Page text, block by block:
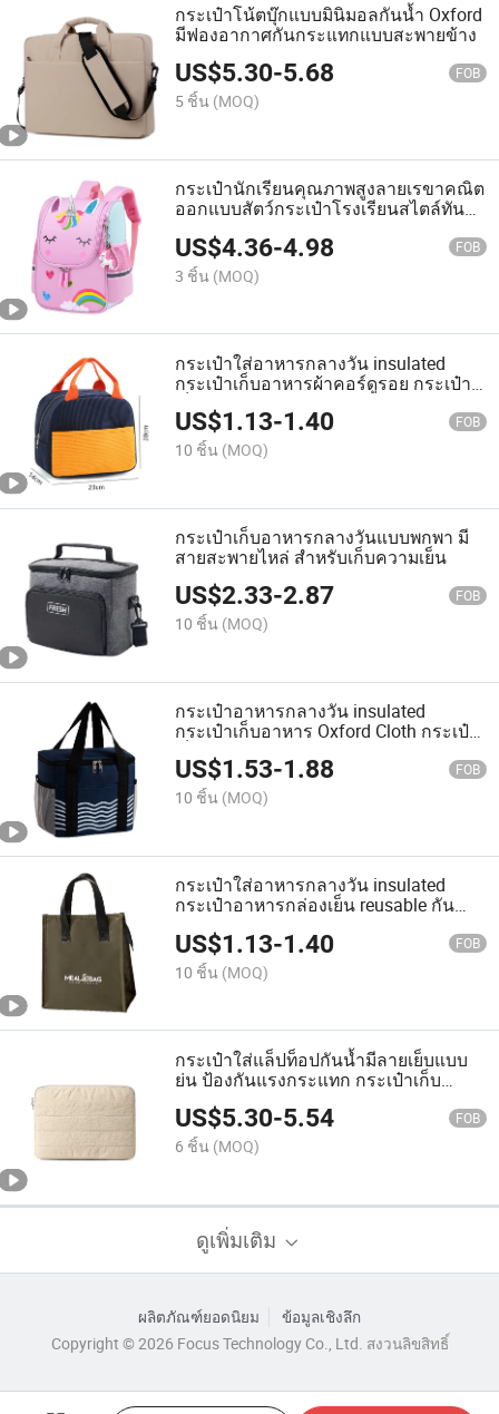
กระเป๋าโน้ตบุ๊กแบบมินิมอลกันน้ำ Oxford
มีฟองอากาศกันกระแทกแบบสะพายข้าง
US$5.30-5.68 FOB
5 ชิ้น (MOQ)
กระเป๋านักเรียนคุณภาพสูงลายเรขาคณิต
ออกแบบสัตว์กระเป๋าโรงเรียนสไตล์ทัน
US$4.36-4.98 FOB
3 ชิ้น (MOQ)
กระเป๋าใส่อาหารกลางวัน insulated
กระเป๋าเก็บอาหารผ้าคอร์ดูรอย กระเป๋า
US$1.13-1.40 FOB
10 ชิ้น (MOQ)
กระเป๋าเก็บอาหารกลางวันแบบพกพา มี
สายสะพายไหล่ สำหรับเก็บความเย็น
US$2.33-2.87 FOB
10 ชิ้น (MOQ)
กระเป๋าอาหารกลางวัน insulated
กระเป๋าเก็บอาหาร Oxford Cloth กระเป๋า
US$1.53-1.88 FOB
10 ชิ้น (MOQ)
กระเป๋าใส่อาหารกลางวัน insulated
กระเป๋าอาหารกล่องเย็น reusable กันน้ำ
US$1.13-1.40 FOB
10 ชิ้น (MOQ)
กระเป๋าใส่แล็ปท็อปกันน้ำมีลายเย็บแบบ
ย่น ป้องกันแรงกระแทก กระเป๋าเก็บ
โน้ตบุ๊กแบบมินิมอล
US$5.30-5.54 FOB
6 ชิ้น (MOQ)
ดูเพิ่มเติม
ผลิตภัณฑ์ยอดนิยม
ข้อมูลเชิงลึก
Copyright © 2026 Focus Technology Co., Ltd. สงวนลิขสิทธิ์